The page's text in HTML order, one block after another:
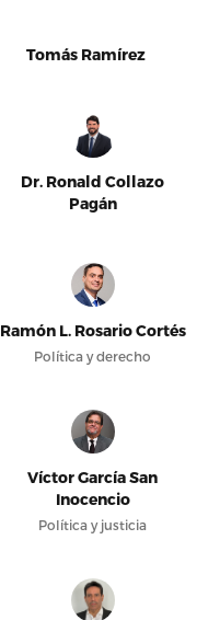
Tomás Ramírez
Dr. Ronald Collazo
Pagán
Ramón L. Rosario Cortés
Política y derecho
Víctor García San
Inocencio
Política y justicia